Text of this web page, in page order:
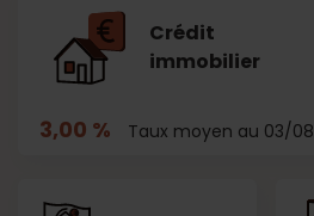
Crédit
immobilier
3,00 % Taux moyen au 03/